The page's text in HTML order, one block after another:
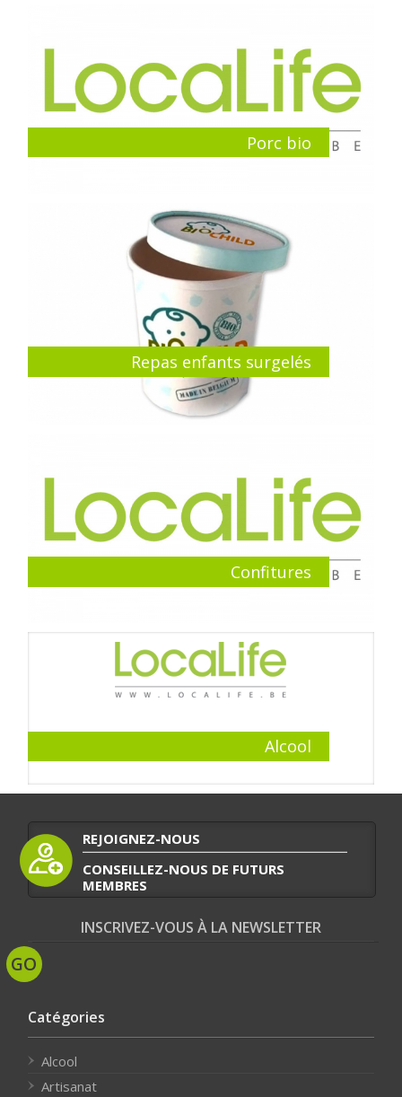
Porc bio
Repas enfants surgelés
Confitures
Alcool
REJOIGNEZ-NOUS
CONSEILLEZ-NOUS DE FUTURS
MEMBRES
INSCRIVEZ-VOUS À LA NEWSLETTER
Catégories
Alcool
Artisanat